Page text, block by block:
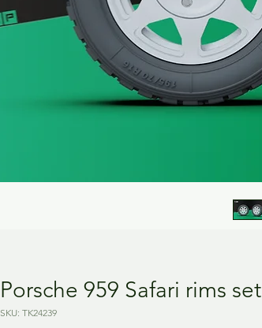
Porsche 959 Safari rims set
SKU: TK24239